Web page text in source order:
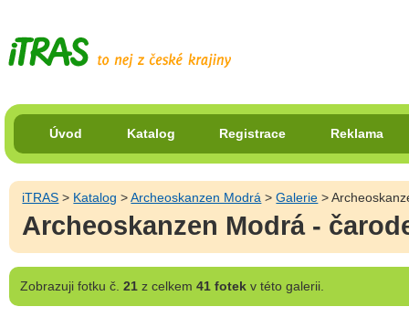
Úvod Katalog Registrace Reklama
iTRAS > Katalog >Archeoskanzen Modrá >Galerie >
Archeoskanzen Modrá -
Zobrazujifotku č. 21z celkem 41 fotekv této galerii.